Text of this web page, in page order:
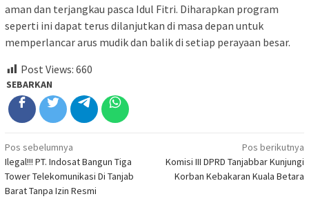
aman dan terjangkau pasca Idul Fitri. Diharapkan program
seperti ini dapat terus dilanjutkan di masa depan untuk
memperlancar arus mudik dan balik di setiap perayaan besar.
Post Views: 660
SEBARKAN
Navigasi
pos
Pos sebelumnya
Ilegal!!! PT. Indosat Bangun Tiga
Tower Telekomunikasi Di Tanjab
Barat Tanpa Izin Resmi
Pos berikutnya
Komisi III DPRD Tanjabbar Kunjungi
Korban Kebakaran Kuala Betara